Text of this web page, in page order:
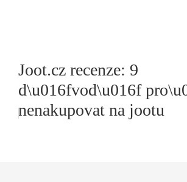
Joot.cz recenze: 9
d\u016fvod\u016f
nenakupovat na jootu